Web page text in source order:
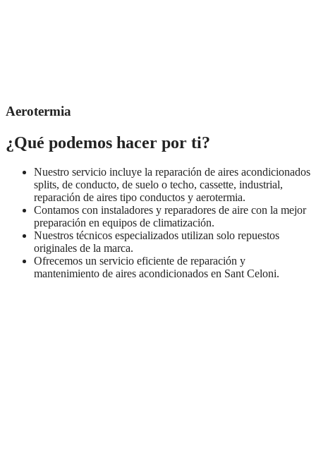
Aerotermia
¿Qué podemos hacer por ti?
Nuestro servicio incluye la reparación de aires acondicionados
splits, de conducto, de suelo o techo, cassette, industrial,
reparación de aires tipo conductos y aerotermia.
Contamos con instaladores y reparadores de aire con la mejor
preparación en equipos de climatización.
Nuestros técnicos especializados utilizan solo repuestos
originales de la marca.
Ofrecemos un servicio eficiente de reparación y
mantenimiento de aires acondicionados en Sant Celoni.